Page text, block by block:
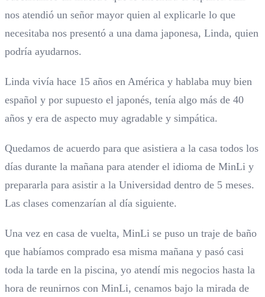
nos atendió un señor mayor quien al explicarle lo que
necesitaba nos presentó a una dama japonesa, Linda, quien
podría ayudarnos.
Linda vivía hace 15 años en América y hablaba muy bien
español y por supuesto el japonés, tenía algo más de 40
años y era de aspecto muy agradable y simpática.
Quedamos de acuerdo para que asistiera a la casa todos los
días durante la mañana para atender el idioma de MinLi y
prepararla para asistir a la Universidad dentro de 5 meses.
Las clases comenzarían al día siguiente.
Una vez en casa de vuelta, MinLi se puso un traje de baño
que habíamos comprado esa misma mañana y pasó casi
toda la tarde en la piscina, yo atendí mis negocios hasta la
hora de reunirnos con MinLi, cenamos bajo la mirada de